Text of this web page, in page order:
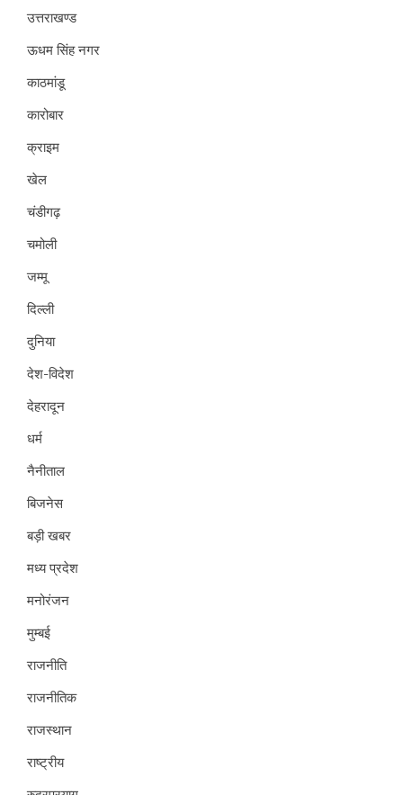
उत्तराखण्ड
ऊधम सिंह नगर
काठमांडू
कारोबार
क्राइम
खेल
चंडीगढ़
चमोली
जम्मू
दिल्ली
दुनिया
देश-विदेश
देहरादून
धर्म
नैनीताल
बिजनेस
बड़ी खबर
मध्य प्रदेश
मनोरंजन
मुम्बई
राजनीति
राजनीतिक
राजस्थान
राष्ट्रीय